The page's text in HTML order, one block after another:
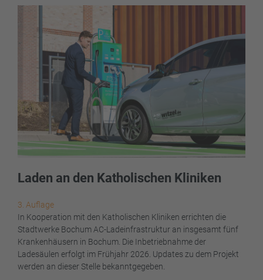
Laden an den Katholischen Kliniken
3. Auflage
In Kooperation mit den Katholischen Kliniken errichten die
Stadtwerke Bochum AC-Ladeinfrastruktur an insgesamt fünf
Krankenhäusern in Bochum. Die Inbetriebnahme der
Ladesäulen erfolgt im Frühjahr 2026. Updates zu dem Projekt
werden an dieser Stelle bekanntgegeben.